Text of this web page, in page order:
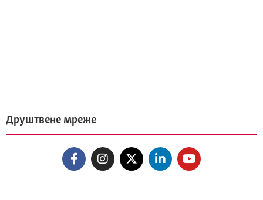
Друштвене мреже